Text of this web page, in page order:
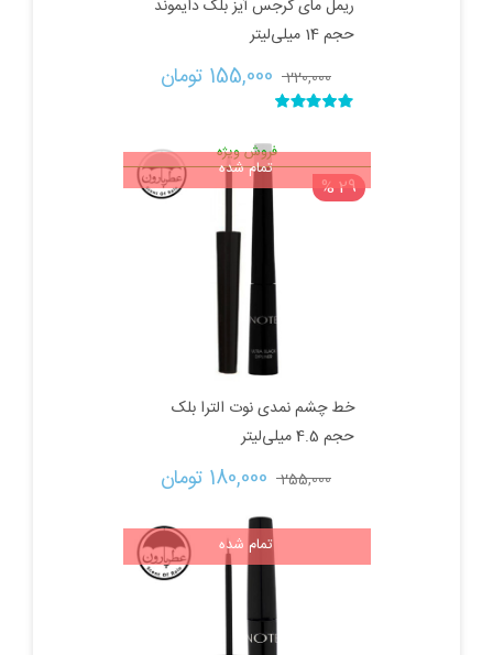
ریمل مای گرجس آیز بلک دایموند
حجم 14 میلی‌لیتر
220,000 قیمت
220,000 تومان
بود.
155,000 تومان
155,000 تومان.
فروش ویژه
29 %
تمام شده
خط چشم نمدی نوت الترا بلک
حجم 4.5 میلی‌لیتر
255,000 قیمت
اصلی:
255,000 تومان
بود.
180,000 تومان
فعلی:
180,000 تومان.
تمام شده